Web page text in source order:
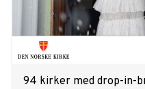
94 kirker med drop-in-